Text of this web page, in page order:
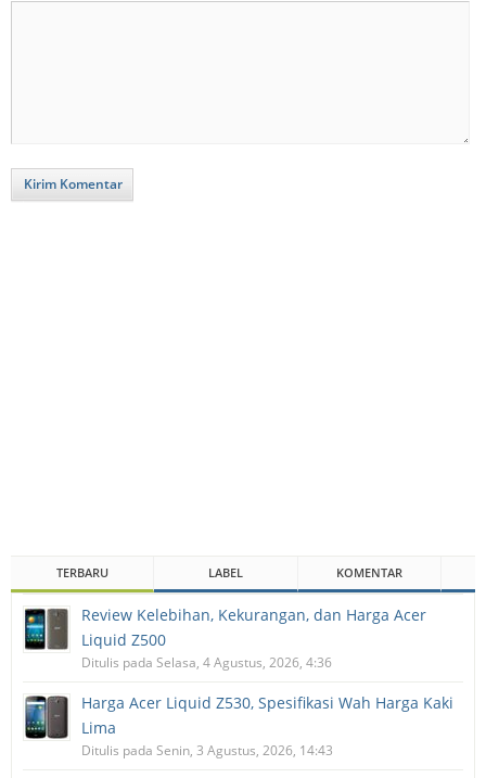
Kirim Komentar
TERBARU LABEL KOMENTAR
Review Kelebihan, Kekurangan, dan Harga Acer
Liquid Z500
Ditulis pada Selasa, 4 Agustus, 2026, 4:36
Harga Acer Liquid Z530, Spesifikasi Wah Harga Kaki
Lima
Ditulis pada Senin, 3 Agustus, 2026, 14:43